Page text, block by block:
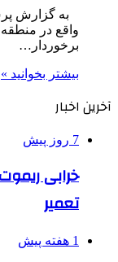
به گزارش
واقع در
برخوردار…
بیشتر بخوانید »
آخرین اخبار
7 روز پیش
تعمیر
1 هفته پیش